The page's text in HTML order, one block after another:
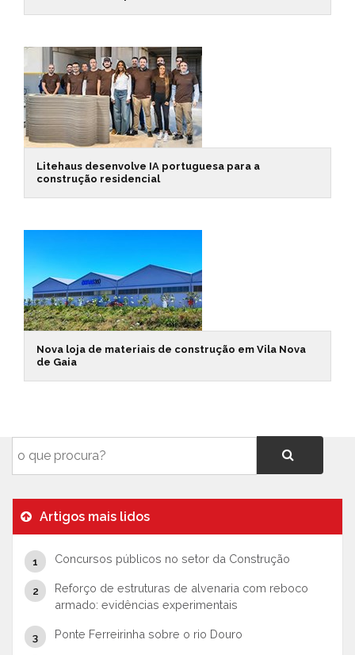
Litehaus desenvolve IA portuguesa para a
construção residencial
Nova loja de materiais de construção em Vila Nova
de Gaia
Artigos mais lidos
Concursos públicos no setor da Construção
Reforço de estruturas de alvenaria com reboco
armado: evidências experimentais
Ponte Ferreirinha sobre o rio Douro